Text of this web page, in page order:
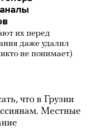
их перед
даже удалил
не понимает)
что в Грузии
Местные